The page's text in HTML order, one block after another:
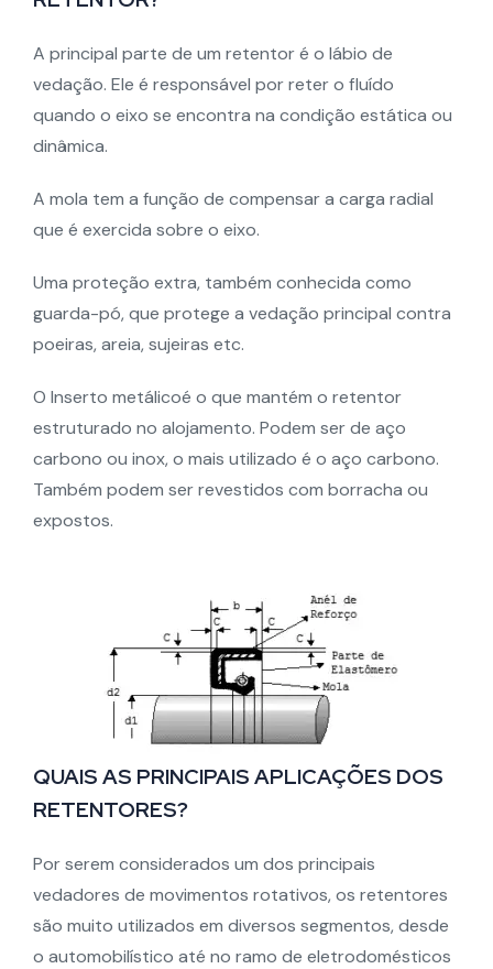
A principal parte de um retentor é o lábio de
vedação. Ele é responsável por reter o fluído
quando o eixo se encontra na condição estática ou
dinâmica.
A mola tem a função de compensar a carga radial
que é exercida sobre o eixo.
Uma proteção extra, também conhecida como
guarda-pó, que protege a vedação principal contra
poeiras, areia, sujeiras etc.
O Inserto metálicoé o que mantém o retentor
estruturado no alojamento. Podem ser de aço
carbono ou inox, o mais utilizado é o aço carbono.
Também podem ser revestidos com borracha ou
expostos.
QUAIS AS PRINCIPAIS APLICAÇÕES DOS
RETENTORES?
Por serem considerados um dos principais
vedadores de movimentos rotativos, os retentores
são muito utilizados em diversos segmentos, desde
o automobilístico até no ramo de eletrodomésticos